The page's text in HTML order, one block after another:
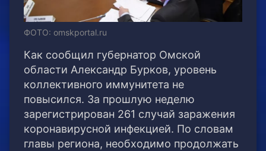
ФОТО: omskportal.ru
Как сообщил губернатор Омской
области Александр Бурков, уровень
коллективного иммунитета не
повысился. За прошлую неделю
зарегистрирован 261 случай заражения
коронавирусной инфекцией. По словам
главы региона, необходимо продолжать